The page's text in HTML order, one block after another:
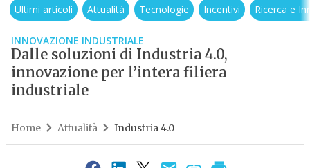
Ultimi articoli Attualità Tecnologie Incentivi Ricerca e
INNOVAZIONE INDUSTRIALE
Dalle soluzioni di Industria 4.0,
innovazione per l’intera filiera
industriale
Home Attualità Industria 4.0